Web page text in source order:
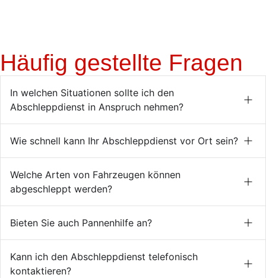
Häufig gestellte Fragen
In welchen Situationen sollte ich den
Abschleppdienst in Anspruch nehmen?
Wie schnell kann Ihr Abschleppdienst vor Ort sein?
Welche Arten von Fahrzeugen können
abgeschleppt werden?
Bieten Sie auch Pannenhilfe an?
Kann ich den Abschleppdienst telefonisch
kontaktieren?